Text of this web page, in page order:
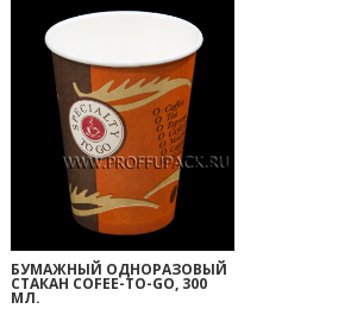
БУМАЖНЫЙ ОДНОРАЗОВЫЙ
СТАКАН COFEE-TO-GO, 300
МЛ.